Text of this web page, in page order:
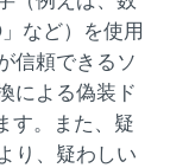
など）を使用
信頼できるソ
による偽装ド
す。また、疑
り、疑わしい